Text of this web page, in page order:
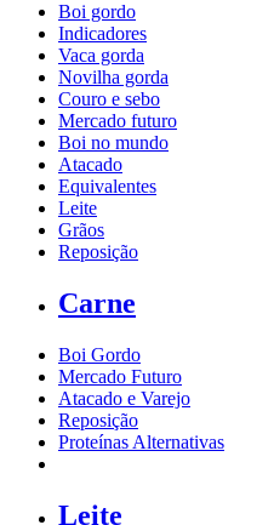
Boi gordo
Indicadores
Vaca gorda
Novilha gorda
Couro e sebo
Mercado futuro
Boi no mundo
Atacado
Equivalentes
Leite
Grãos
Reposição
Carne
Boi Gordo
Mercado Futuro
Atacado e Varejo
Reposição
Proteínas Alternativas
Leite